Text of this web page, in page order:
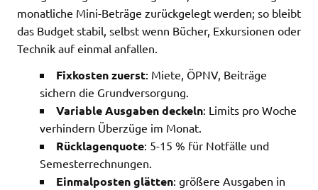
monatliche Mini-Beträge zurückgelegt werden; so bleibt
das Budget stabil, selbst wenn Bücher, Exkursionen oder
Technik auf einmal anfallen.
Fixkosten zuerst: Miete, ÖPNV, Beiträge
sichern die Grundversorgung.
Variable Ausgaben deckeln: Limits pro Woche
verhindern Überzüge im Monat.
Rücklagenquote: 5-15 % für Notfälle und
Semesterrechnungen.
Einmalposten glätten: größere Ausgaben in